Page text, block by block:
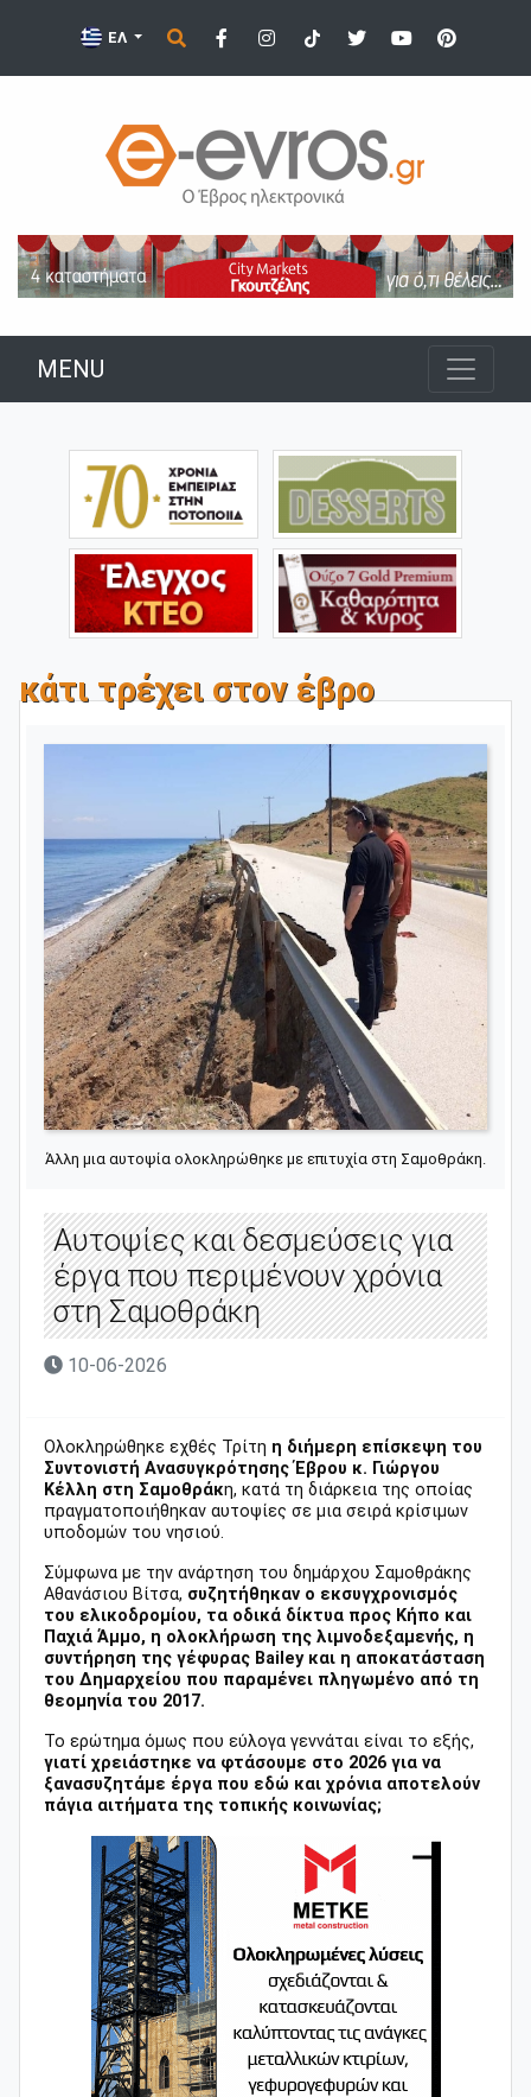
ΕΛ
MENU
κάτι τρέχει στον έβρο
Άλλη μια αυτοψία ολοκληρώθηκε με επιτυχία στη Σαμοθράκη.
Αυτοψίες και δεσμεύσεις για
έργα που περιμένουν χρόνια
στη Σαμοθράκη
10-06-2026
Ολοκληρώθηκε εχθές Τρίτη η διήμερη επίσκεψη του
Συντονιστή Ανασυγκρότησης Έβρου κ. Γιώργου
Κέλλη στη Σαμοθράκη, κατά τη διάρκεια της οποίας
πραγματοποιήθηκαν αυτοψίες σε μια σειρά κρίσιμων
υποδομών του νησιού.
Σύμφωνα με την ανάρτηση του δημάρχου Σαμοθράκης
Αθανάσιου Βίτσα, συζητήθηκαν ο εκσυγχρονισμός
του ελικοδρομίου, τα οδικά δίκτυα προς Κήπο και
Παχιά Άμμο, η ολοκλήρωση της λιμνοδεξαμενής, η
συντήρηση της γέφυρας Bailey και η αποκατάσταση
του Δημαρχείου που παραμένει πληγωμένο από τη
θεομηνία του 2017.
Το ερώτημα όμως που εύλογα γεννάται είναι το εξής,
γιατί χρειάστηκε να φτάσουμε στο 2026 για να
ξανασυζητάμε έργα που εδώ και χρόνια αποτελούν
πάγια αιτήματα της τοπικής κοινωνίας;